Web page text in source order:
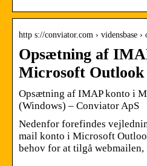
http s://conviator.com › vidensbase ›
Opsætning af
Microsoft Outlook
Opsætning af IMAP konto i
(Windows) – Conviator ApS
Nedenfor forefindes
mail konto i Microsoft
behov for at tilgå